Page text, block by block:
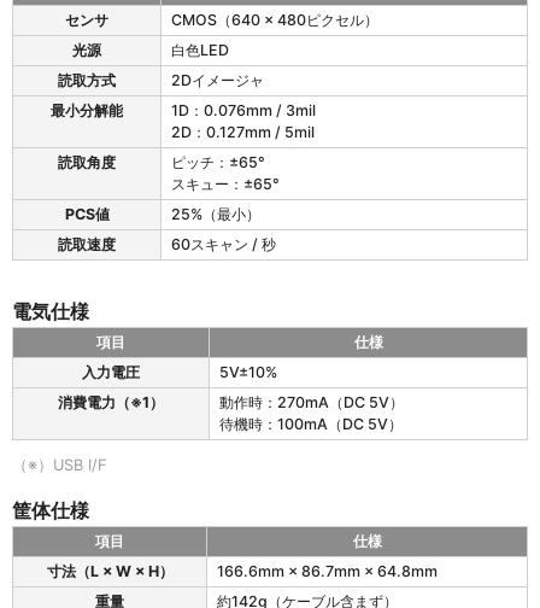
2
の
み
様
センサ
CMOS（640 × 480ピクセル）
光源
白色LED
読取方式
2Dイメージャ
最小分解能
1D：0.076mm / 3mil
2D：0.127mm / 5mil
読取角度
ピッチ：±65°
スキュー：±65°
PCS値
25%（最小）
読取速度
60スキャン / 秒
電気仕様
2
電
気
仕
項目
仕様
入力電圧
5V±10%
消費電力 （※1）
動作時：270mA（DC 5V）
待機時：100mA（DC 5V）
（※）USB I/F
筐体仕様
2
項目
仕様
寸法（L × W × H）
166.6mm × 86.7mm × 64.8mm
重量
約142g（ケーブル含まず）